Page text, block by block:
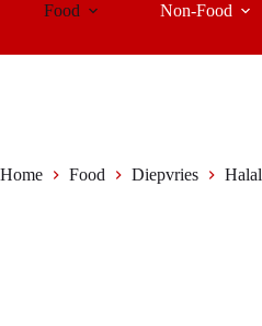
Food Non-Food
Home Food Diepvries Halal